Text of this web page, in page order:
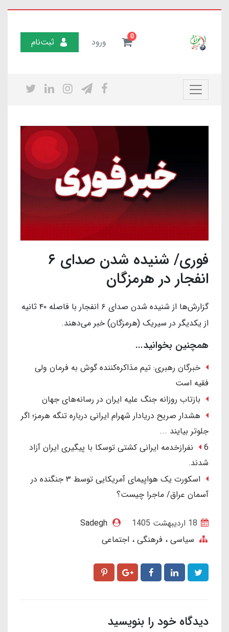
0 ورود ثبت‌نام
فوری/ شنیده شدن صدای ۶
انفجار در هرمزگان
گزارش‌ها از شنیده شدن صدای ۶ انفجار با فاصله ۴۰ ثانیه
از یکدیگر در سیریک (هرمزگان) خبر می‌دهند.
همچنین بخوانید...
خبرگان رهبری: تیم مذاکره‌کننده گوش به فرمان ولی
فقیه است
بازتاب روزانه جنگ علیه ایران در رسانه‌های جهان
هشدار صریح دریادار شهرام ایرانی درباره تنگه هرمز؛ اگر
جلوتر بیایند ...
6 نفرازخدمه ایرانی کشتی توسکا با پیگیری ایران آزاد
شدند.
اسکورت یک هواپیمای آمریکایی توسط ۳ جنگنده در
آسمان عراق/ ماجرا چیست؟
Sadegh
سیاسی ، فرهنگی ، اجتماعی
دیدگاه خود را بنویسید